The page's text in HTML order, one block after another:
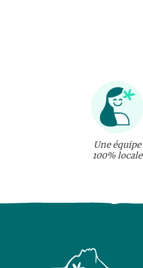
Une équipe
100% locale